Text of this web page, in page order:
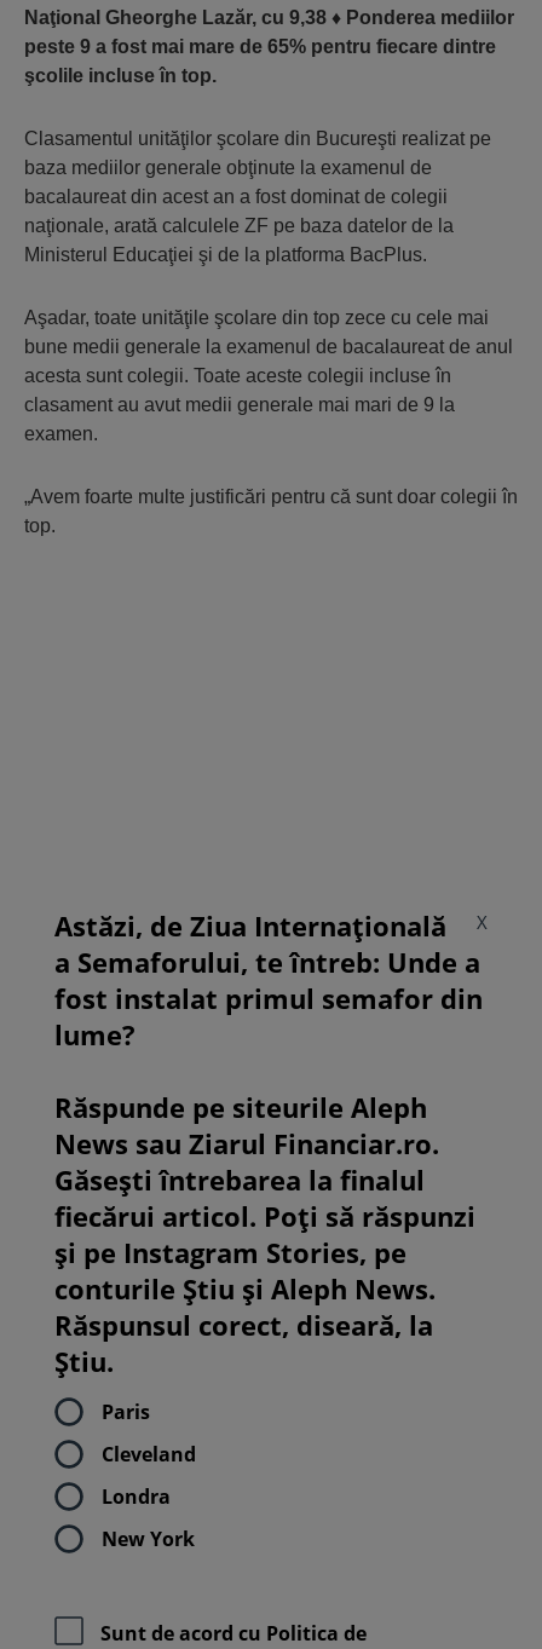
Naţional Gheorghe Lazăr, cu 9,38 ♦ Ponderea mediilor
peste 9 a fost mai mare de 65% pentru fiecare dintre
şcolile incluse în top.
Clasamentul unităţilor şcolare din Bucureşti realizat pe
baza mediilor generale obţinute la examenul de
bacalaureat din acest an a fost dominat de colegii
naţionale, arată calculele ZF pe baza datelor de la
Ministerul Educaţiei şi de la platforma BacPlus.
Aşadar, toate unităţile şcolare din top zece cu cele mai
bune medii generale la examenul de bacalaureat de anul
acesta sunt colegii. Toate aceste colegii incluse în
clasament au avut medii generale mai mari de 9 la
examen.
„Avem foarte multe justificări pentru că sunt doar colegii în
top.
X
Astăzi, de Ziua Internațională
a Semaforului, te întreb: Unde a
fost instalat primul semafor din
lume?
Răspunde pe siteurile Aleph
News sau Ziarul Financiar.ro.
Găsești întrebarea la finalul
fiecărui articol. Poți să răspunzi
și pe Instagram Stories, pe
conturile Știu și Aleph News.
Răspunsul corect, diseară, la
Știu.
Paris
Cleveland
Londra
New York
Sunt de acord cu Politica de